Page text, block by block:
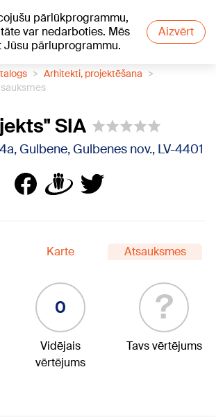
pārlūkprogrammu,
var nedarboties. Mēs
Jūsu pārluprogrammu.
Aizvērt
°C
Arhitekti, projektēšana
SIA
Gulbene, Gulbenes nov., LV-4401
Karte Atsauksmes
0
Vidējais
vērtējums
?
Tavs vērtējums